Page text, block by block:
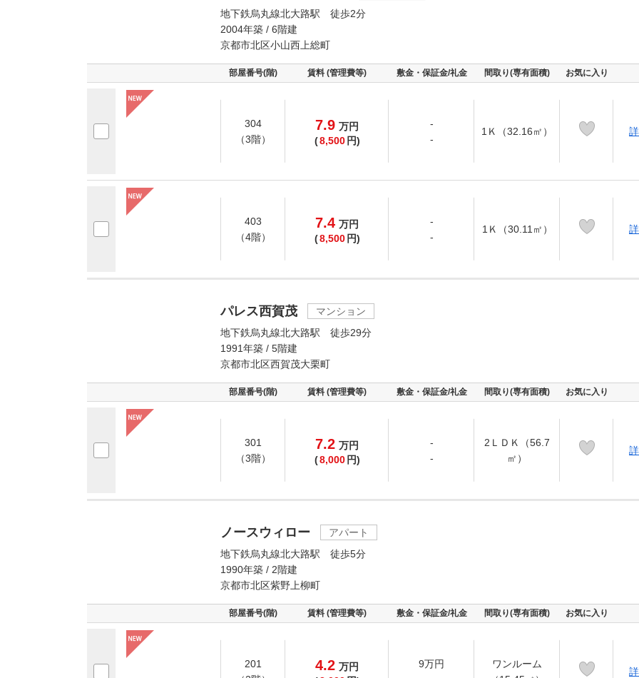
地下鉄烏丸線北大路駅 徒歩2分
2004年築 / 6階建
京都市北区小山西上総町
部屋番号(階) 賃料 (管理費等) 敷金・保証金/礼金 間取り(専有面積) お気に入り
304
（3階）
7.9 万円
(8,500 円)
-
-
1Ｋ（32.16㎡）
403
（4階）
7.4 万円
(8,500 円)
-
-
1Ｋ（30.11㎡）
パレス西賀茂
マンション
地下鉄烏丸線北大路駅 徒歩29分
1991年築 / 5階建
京都市北区西賀茂大栗町
部屋番号(階) 賃料 (管理費等) 敷金・保証金/礼金 間取り(専有面積) お気に入り
301
（3階）
7.2 万円
(8,000 円)
-
-
2ＬＤＫ（56.7
㎡）
ノースウィロー
アパート
地下鉄烏丸線北大路駅 徒歩5分
1990年築 / 2階建
京都市北区紫野上柳町
部屋番号(階) 賃料 (管理費等) 敷金・保証金/礼金 間取り(専有面積) お気に入り
201
4.2 万円
9万円
ワンルーム